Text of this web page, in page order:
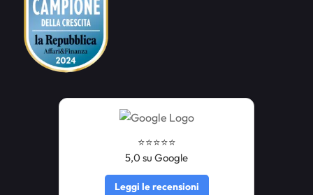
⭐️⭐️⭐️⭐️⭐️
5,0 su Google
Leggi le recensioni